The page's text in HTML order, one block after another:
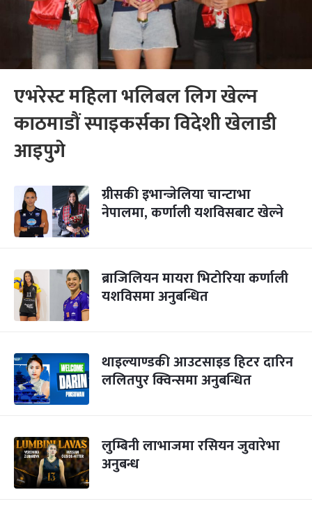
एभरेस्ट महिला भलिबल लिग खेल्न
काठमाडाैं स्पाइकर्सका विदेशी खेलाडी
आइपुगे
ग्रीसकी इभान्जेलिया चान्टाभा
नेपालमा, कर्णाली यशविसबाट खेल्ने
ब्राजिलियन मायरा भिटोरिया कर्णाली
यशविसमा अनुबन्धित
थाइल्याण्डकी आउटसाइड हिटर दारिन
ललितपुर क्विन्समा अनुबन्धित
लुम्बिनी लाभाजमा रसियन जुवारेभा
अनुबन्ध